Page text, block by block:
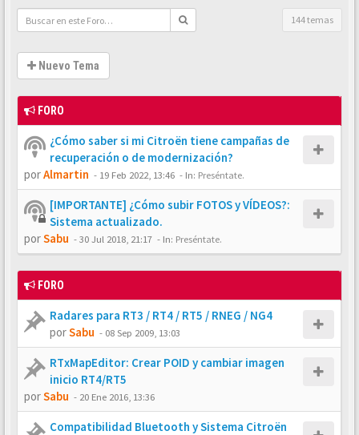
144 temas
Nuevo Tema
FORO
¿Cómo saber si mi Citroën tiene campañas de
recuperación o de modernización?
porAlmartin - 19 Feb 2022, 13:46 - In: Preséntate.
[IMPORTANTE] ¿Cómo subir FOTOS y VÍDEOS?:
Sistema actualizado.
porSabu -30 Jul 2018, 21:17 - In: Preséntate.
FORO
Radares para RT3 / RT4 / RT5 / RNEG / NG4
porSabu - 08 Sep 2009, 13:03
RTxMapEditor: Crear POID y cambiar imagen
inicio RT4/RT5
porSabu - 20 Ene 2016, 13:36
Compatibilidad Bluetooth y Sistema Citroën